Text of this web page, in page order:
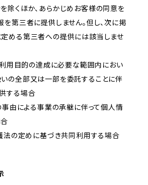
除くほか、あらかじめお客様の同意を
を第三者に提供しません。但し、次に掲
める第三者への提供には該当しませ
利用目的の達成に必要な範囲内におい
の全部又は一部を委託することに伴
する場合
事由による事業の承継に伴って個人情
法の定めに基づき共同利用する場合